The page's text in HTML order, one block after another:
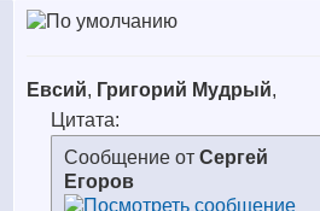
Евсий, Григорий Мудрый,
Цитата:
Сообщение от Сергей
Егоров